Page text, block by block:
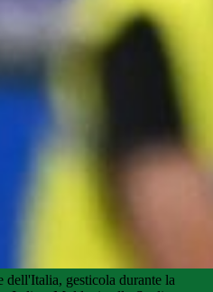
gesticola durante la